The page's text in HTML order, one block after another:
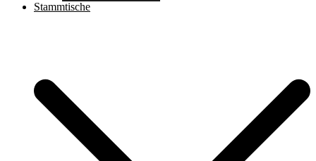
Stammtische